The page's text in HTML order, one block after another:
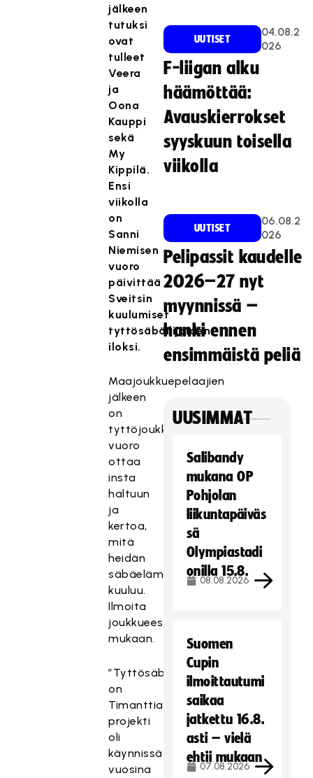
jälkeen
tutuksi
ovat
tulleet
Veera
ja
Oona
Kauppi
sekä
My
Kippilä.
Ensi
viikolla
on
Sanni
Niemisen
vuoro
päivittää
Sveitsin
kuulumiset
tyttösäbäilijöiden
iloksi.
Maajoukkuepelaajien
jälkeen
on
tyttöjoukkueiden
vuoro
ottaa
insta
haltuun
ja
kertoa,
mitä
heidän
säbäelämään
kuuluu.
Ilmoita
joukkueesi
mukaan.
”Tyttösäbä
on
Timanttia”-
projekti
oli
käynnissä
vuosina
UUTISET
04.08.2
026
F-liigan alku
häämöttää:
Avauskierrokset
syyskuun toisella
viikolla
UUTISET
06.08.2
026
Pelipassit kaudelle
2026–27 nyt
myynnissä –
hanki ennen
ensimmäistä peliä
UUSIMMAT
Salibandy
mukana OP
Pohjolan
liikuntapäiväs
sä
Olympiastadi
onilla 15.8.
08.08.2026
Suomen
Cupin
ilmoittautumi
saikaa
jatkettu 16.8.
asti – vielä
ehtii mukaan
07.08.2026